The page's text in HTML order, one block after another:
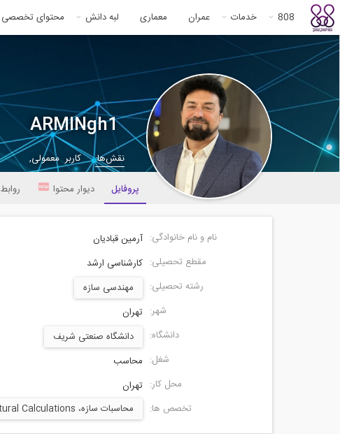
808 خدمات عمران معماری لبه دانش محتوای تخصصی
ARMINgh1
نقش‌ها: کاربر معمولی,
پروفایل
دیوار محتوا روابط
نام و نام خانوادگی: آرمین قبادیان
مقطع تحصیلی: کارشناسی ارشد
رشته تحصیلی:
مهندسی سازه
شهر: تهران
دانشگاه:
دانشگاه صنعتی شریف
شغل: محاسب
محل کار: تهران
تخصص ها:
محاسبات سازه، Structural Calculations